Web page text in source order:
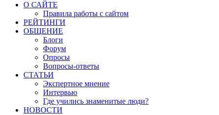
О САЙТЕ
Правила работы с сайтом
РЕЙТИНГИ
ОБЩЕНИЕ
Блоги
Форум
Опросы
Вопросы-ответы
СТАТЬИ
Экспертное мнение
Интервью
Где учились знаменитые люди?
НОВОСТИ